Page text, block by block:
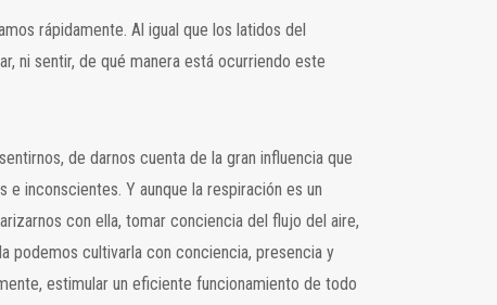
rápidamente. Al igual que los latidos del
ni sentir, de qué manera está ocurriendo este
de darnos cuenta de la gran influencia que
inconscientes. Y aunque la respiración es un
con ella, tomar conciencia del flujo del aire,
podemos cultivarla con conciencia, presencia y
estimular un eficiente funcionamiento de todo